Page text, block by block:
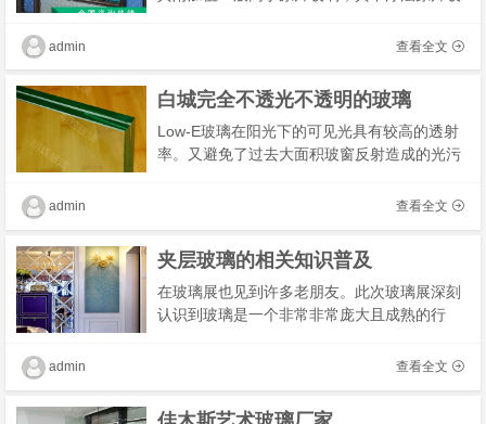
较为透明，行业内出厂价格差异较小，不同公
查看全文
admin
白城完全不透光不透明的玻璃
Low-E玻璃在阳光下的可见光具有较高的透射
率。又避免了过去大面积玻窗反射造成的光污
室外看，既保证了建筑物良好的采光而反射率
查看全文
admin
夹层玻璃的相关知识普及
在玻璃展也见到许多老朋友。此次玻璃展深刻
认识到玻璃是一个非常非常庞大且成熟的行
磨边轮，树脂轮，倒角轮，钻头，倒角钻/套，
查看全文
admin